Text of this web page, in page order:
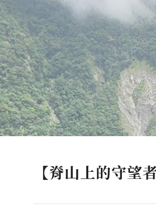
【脊山上的守望